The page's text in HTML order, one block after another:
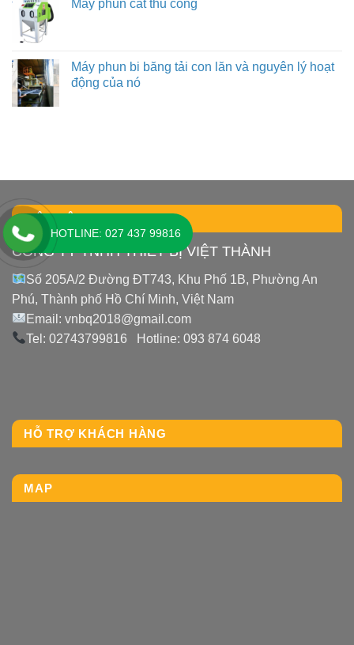
Máy phun cát thủ công
Máy phun bi băng tải con lăn và nguyên lý hoạt
động của nó
LIÊN HỆ
CÔNG TY TNHH THIẾT BỊ VIỆT THÀNH
Số 205A/2 Đường ĐT743, Khu Phố 1B, Phường An
Phú, Thành phố Hồ Chí Minh, Việt Nam
Email: vnbq2018@gmail.com
Tel: 02743799816 Hotline: 093 874 6048
HỖ TRỢ KHÁCH HÀNG
MAP
HOTLINE: 027 437 99816